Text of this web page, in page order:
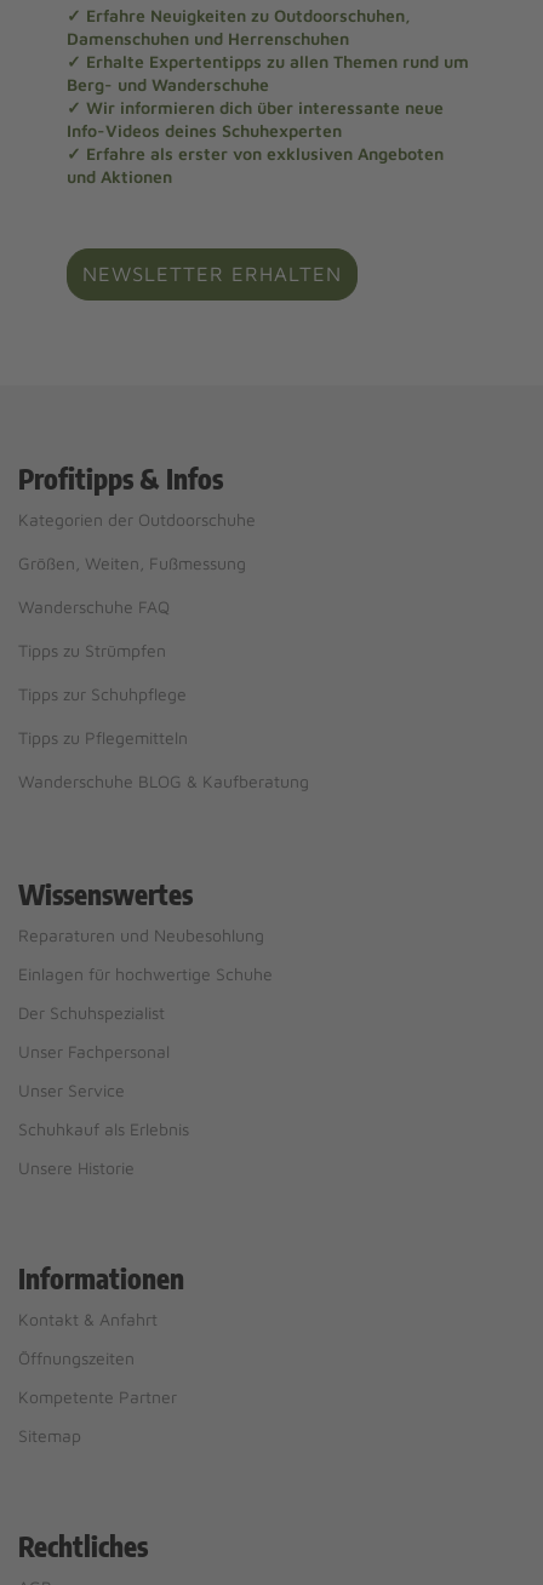
✓ Erfahre Neuigkeiten zu Outdoorschuhen,
Damenschuhen und Herrenschuhen
✓ Erhalte Expertentipps zu allen Themen rund um
Berg- und Wanderschuhe
✓ Wir informieren dich über interessante neue
Info-Videos deines Schuhexperten
✓ Erfahre als erster von exklusiven Angeboten
und Aktionen
NEWSLETTER ERHALTEN
Profitipps & Infos
Kategorien der Outdoorschuhe
Größen, Weiten, Fußmessung
Wanderschuhe FAQ
Tipps zu Strümpfen
Tipps zur Schuhpflege
Tipps zu Pflegemitteln
Wanderschuhe BLOG & Kaufberatung
Wissenswertes
Reparaturen und Neubesohlung
Einlagen für hochwertige Schuhe
Der Schuhspezialist
Unser Fachpersonal
Unser Service
Schuhkauf als Erlebnis
Unsere Historie
Informationen
Kontakt & Anfahrt
Öffnungszeiten
Kompetente Partner
Sitemap
Rechtliches